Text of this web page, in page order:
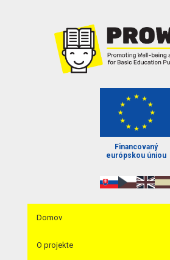
Financovaný
európskou úniou
Domov
O projekte